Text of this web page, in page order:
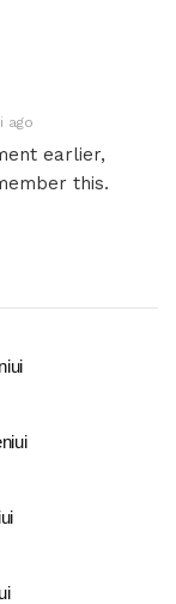
ago
earlier,
this.